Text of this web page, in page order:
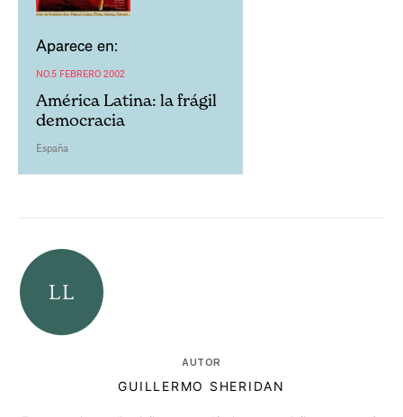
Aparece en:
NO.5 FEBRERO 2002
América Latina: la frágil
democracia
España
AUTOR
GUILLERMO SHERIDAN